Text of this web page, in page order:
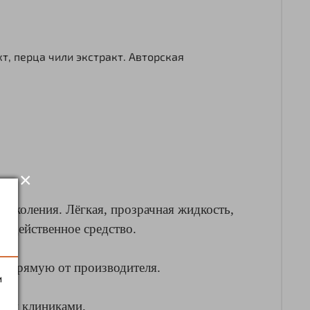
×
перца чили экстракт. Авторская
Лёгкая, прозрачная жидкость,
средство.
от производителя.
клиниками.